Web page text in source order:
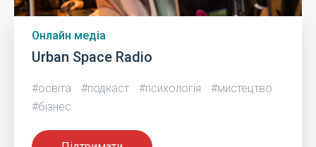
Онлайн медіа
Urban Space Radio
#освіта #подкаст #психологія
#мистецтво
#бізнес